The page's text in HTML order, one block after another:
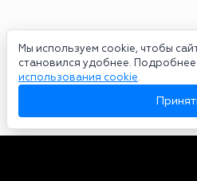
Мы используем cookie, чтобы
становился удобнее.
использования cookie.